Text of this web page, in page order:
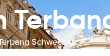
Schwechat